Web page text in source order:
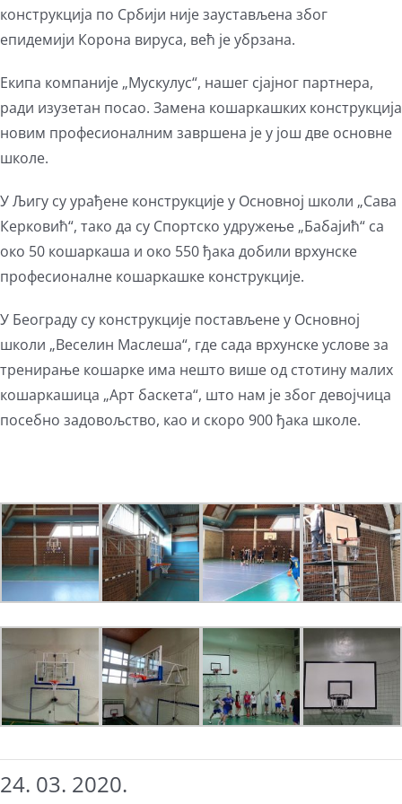
конструкција по Србији није заустављена због
епидемији Корона вируса, већ је убрзана.
Екипа компаније „Мускулус“, нашег сјајног партнера,
ради изузетан посао. Замена кошаркашких конструкција
новим професионалним завршена је у још две основне
школе.
У Љигу су урађене конструкције у Основној школи „Сава
Керковић“, тако да су Спортско удружење „Бабајић“ са
око 50 кошаркаша и око 550 ђака добили врхунске
професионалне кошаркашке конструкције.
У Београду су конструкције постављене у Основној
школи „Веселин Маслеша“, где сада врхунске услове за
тренирање кошарке има нешто више од стотину малих
кошаркашица „Арт баскета“, што нам је због девојчица
посебно задовољство, као и скоро 900 ђака школе.
24. 03. 2020.